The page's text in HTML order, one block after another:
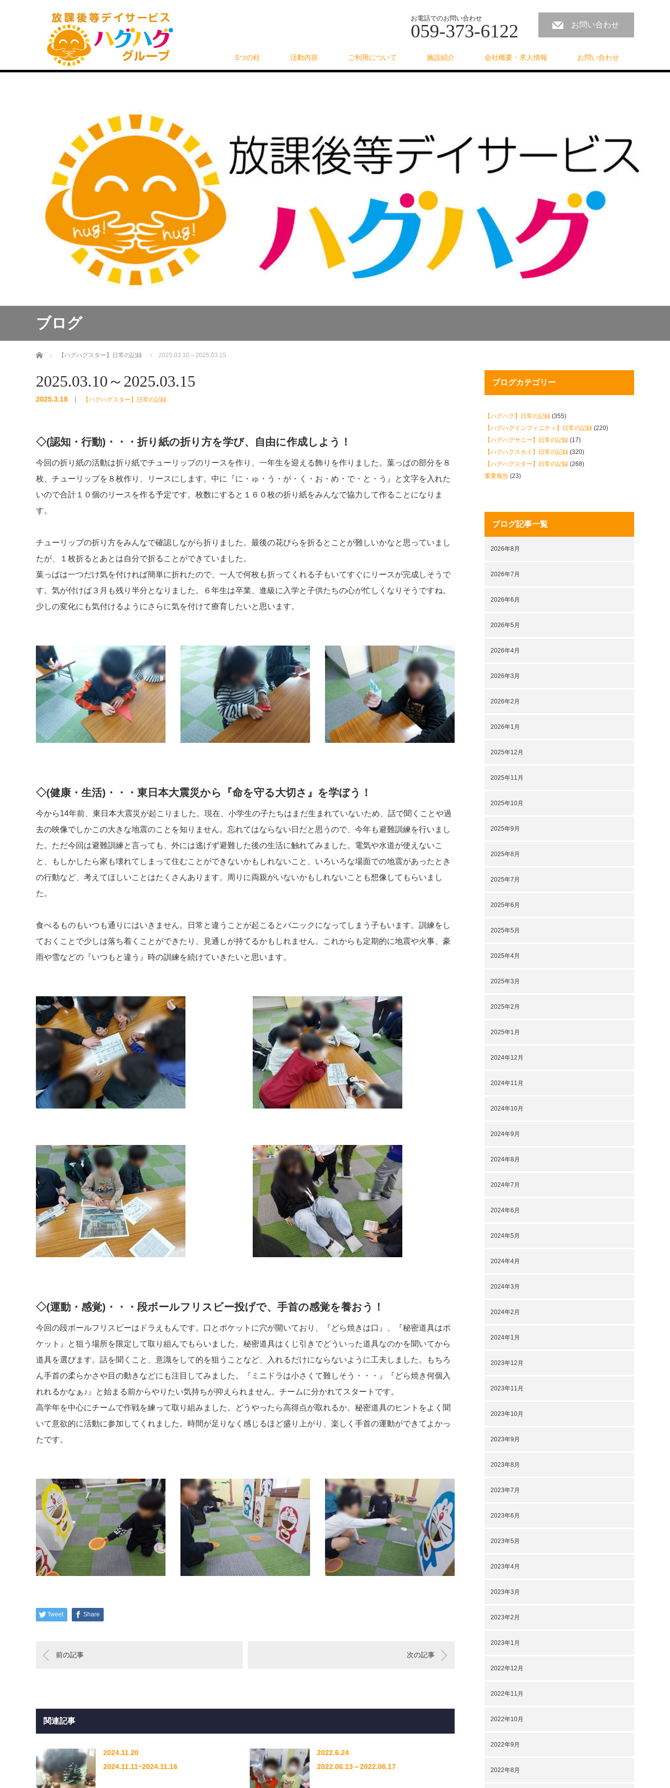
お電話でのお問い合わせ
059-373-6122 お問い合わせ
5つの柱 活動内容 ご利用について 施設紹介 会社概要・求人情報 お問い合わせ
ブログ
ホーム 【ハグハグスター】日常の記録 2025.03.10～2025.03.15
2025.03.10～2025.03.15
2025.3.18 【ハグハグスター】日常の記録
◇(認知・行動)・・・折り紙の折り方を学び、自由に作成しよう！
今回の折り紙の活動は折り紙でチューリップのリースを作り、一年生を迎える飾りを作りました。葉っぱの部分を８
枚、チューリップを８枚作り、リースにします。中に『に・ゅ・う・が・く・お・め・で・と・う』と文字を入れた
いので合計１０個のリースを作る予定です。枚数にすると１６０枚の折り紙をみんなで協力して作ることになりま
す。
チューリップの折り方をみんなで確認しながら折りました。最後の花びらを折るとことが難しいかなと思っていまし
たが、１枚折るとあとは自分で折ることができていました。
葉っぱは一つだけ気を付ければ簡単に折れたので、一人で何枚も折ってくれる子もいてすぐにリースが完成しそうで
す。気が付けば３月も残り半分となりました。６年生は卒業、進級に入学と子供たちの心が忙しくなりそうですね。
少しの変化にも気付けるようにさらに気を付けて療育したいと思います。
◇(健康・生活)・・・東日本大震災から『命を守る大切さ』を学ぼう！
今から14年前、東日本大震災が起こりました。現在、小学生の子たちはまだ生まれていないため、話で聞くことや過
去の映像でしかこの大きな地震のことを知りません。忘れてはならない日だと思うので、今年も避難訓練を行いまし
た。ただ今回は避難訓練と言っても、外には逃げず避難した後の生活に触れてみました。電気や水道が使えないこ
と、もしかしたら家も壊れてしまって住むことができないかもしれないこと、いろいろな場面での地震があったとき
の行動など、考えてほしいことはたくさんあります。周りに両親がいないかもしれないことも想像してもらいまし
た。
食べるものもいつも通りにはいきません。日常と違うことが起こるとパニックになってしまう子もいます。訓練をし
ておくことで少しは落ち着くことができたり、見通しが持てるかもしれません。これからも定期的に地震や火事、豪
雨や雪などの『いつもと違う』時の訓練を続けていきたいと思います。
◇(運動・感覚)・・・段ボールフリスビー投げで、手首の感覚を養おう！
今回の段ボールフリスビーはドラえもんです。口とポケットに穴が開いており、『どら焼きは口』、『秘密道具はポ
ケット』と狙う場所を限定して取り組んでもらいました。秘密道具はくじ引きでどういった道具なのかを聞いてから
道具を選びます。話を聞くこと、意識をして的を狙うことなど、入れるだけにならないように工夫しました。もちろ
ん手首の柔らかさや目の動きなどにも注目してみました。『ミニドラは小さくて難しそう・・・』『どら焼き何個入
れれるかなぁ♪』と始まる前からやりたい気持ちが抑えられません。チームに分かれてスタートです。
高学年を中心にチームで作戦を練って取り組みました。どうやったら高得点が取れるか。秘密道具のヒントをよく聞
いて意欲的に活動に参加してくれました。時間が足りなく感じるほど盛り上がり、楽しく手首の運動ができてよかっ
たです。
Tweet Share
前の記事 次の記事
関連記事
2024.11.20
2024.11.11~2024.11.16
2022.6.24
2022.06.13～2022.06.17
ブログカテゴリー
【ハグハグ】日常の記録 (355)
【ハグハグインフィニティ】日常の記録 (220)
【ハグハグサニー】日常の記録 (17)
【ハグハグスカイ】日常の記録 (320)
【ハグハグスター】日常の記録 (268)
重要報告 (23)
ブログ記事一覧
2026年8月
2026年7月
2026年6月
2026年5月
2026年4月
2026年3月
2026年2月
2026年1月
2025年12月
2025年11月
2025年10月
2025年9月
2025年8月
2025年7月
2025年6月
2025年5月
2025年4月
2025年3月
2025年2月
2025年1月
2024年12月
2024年11月
2024年10月
2024年9月
2024年8月
2024年7月
2024年6月
2024年5月
2024年4月
2024年3月
2024年2月
2024年1月
2023年12月
2023年11月
2023年10月
2023年9月
2023年8月
2023年7月
2023年6月
2023年5月
2023年4月
2023年3月
2023年2月
2023年1月
2022年12月
2022年11月
2022年10月
2022年9月
2022年8月